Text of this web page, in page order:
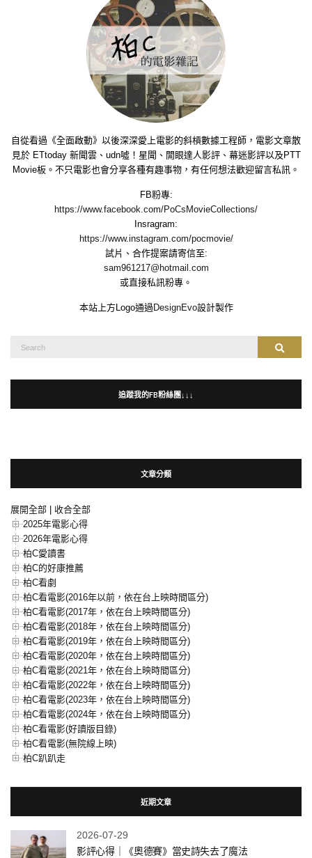
自從看過《全面啟動》以後深深愛上電影的斜槓數據工程師，電影文章散
見於 ETtoday 新聞雲、udn噓！星聞、開眼達人影評、幕迷影評以及PTT
Movie板。不只電影也會分享各種有趣事物，有任何想法歡迎留言私訊。
FB粉專:
https://www.facebook.com/PoCsMovieCollections/
Insragram:
https://www.instagram.com/pocmovie/
試片、合作提案請寄信至:
sam961217@hotmail.com
或直接私訊粉專。
本站上方Logo通過DesignEvo設計製作
Search
追蹤我的FB粉絲團↓↓↓
文章分類
展開全部 | 收合全部
2025年電影心得
2026年電影心得
柏C愛讀書
柏C的好康推薦
柏C看劇
柏C看電影(2016年以前，依在台上映時間區分)
柏C看電影(2017年，依在台上映時間區分)
柏C看電影(2018年，依在台上映時間區分)
柏C看電影(2019年，依在台上映時間區分)
柏C看電影(2020年，依在台上映時間區分)
柏C看電影(2021年，依在台上映時間區分)
柏C看電影(2022年，依在台上映時間區分)
柏C看電影(2023年，依在台上映時間區分)
柏C看電影(2024年，依在台上映時間區分)
柏C看電影(好讀版目錄)
柏C看電影(無院線上映)
柏C趴趴走
近期文章
2026-07-29
影評心得｜《奧德賽》當史詩失去了魔法